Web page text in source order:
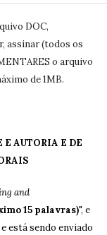
DOC,
assinar (todos os
o arquivo
de 1MB.
E AUTORIA E DE
and
15 palavras)", e
está sendo enviado